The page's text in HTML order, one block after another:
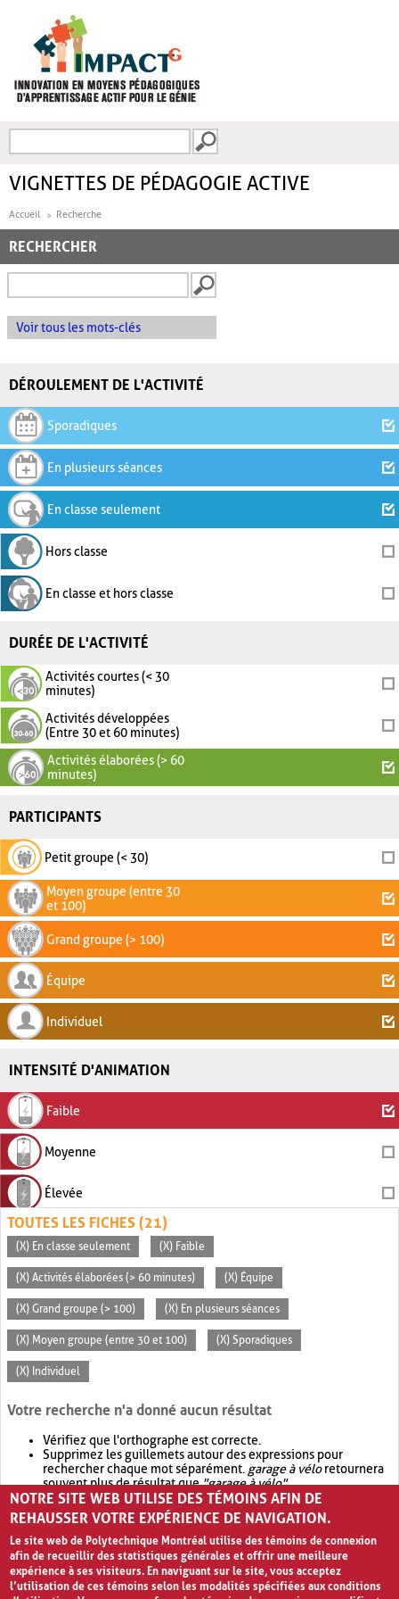
FORMULAIRE DE
VIGNETTES DE PÉDAGOGIE ACTIVE
Accueil Recherche
RECHERCHER
Voir tous les mots-clés
DÉROULEMENT DE L'ACTIVITÉ
Sporadiques
En plusieurs séances
En classe seulement
Hors classe
En classe et hors classe
DURÉE DE L'ACTIVITÉ
Activités courtes (< 30
minutes)
Activités développées
(Entre 30 et 60 minutes)
Activités élaborées (> 60
minutes)
PARTICIPANTS
Petit groupe (< 30)
Moyen groupe (entre 30
et 100)
Grand groupe (> 100)
Équipe
Individuel
INTENSITÉ D'ANIMATION
Faible
Moyenne
Élevée
TOUTES LES FICHES (21)
(X) En classe seulement (X) Faible
(X) Activités élaborées (> 60 minutes) (X) Équipe
(X) Grand groupe (> 100) (X) En plusieurs séances
(X) Moyen groupe (entre 30 et 100) (X) Sporadiques
(X) Individuel
Votre recherche n'a donné aucun résultat
Vérifiez que l'orthographe est correcte.
Supprimez les guillemets autour des expressions pour
rechercher chaque mot séparément. garage à véloretournera
souvent plus de résultat que"garage à vélo".
Envisagez d'élargir votre recherche avec OR.garage OR vélo
retournera souvent plus de résultat quegarage à vélo
NOTRE SITE WEB UTILISE DES TÉMOINS AFIN DE
REHAUSSER VOTRE EXPÉRIENCE DE NAVIGATION.
Le site web de Polytechnique Montréal utilise des témoins de connexion
afin de recueillir des statistiques générales et offrir une meilleure
expérience à ses visiteurs. En naviguant sur le site, vous acceptez
l’utilisation de ces témoins selon les modalités spécifiées aux conditions